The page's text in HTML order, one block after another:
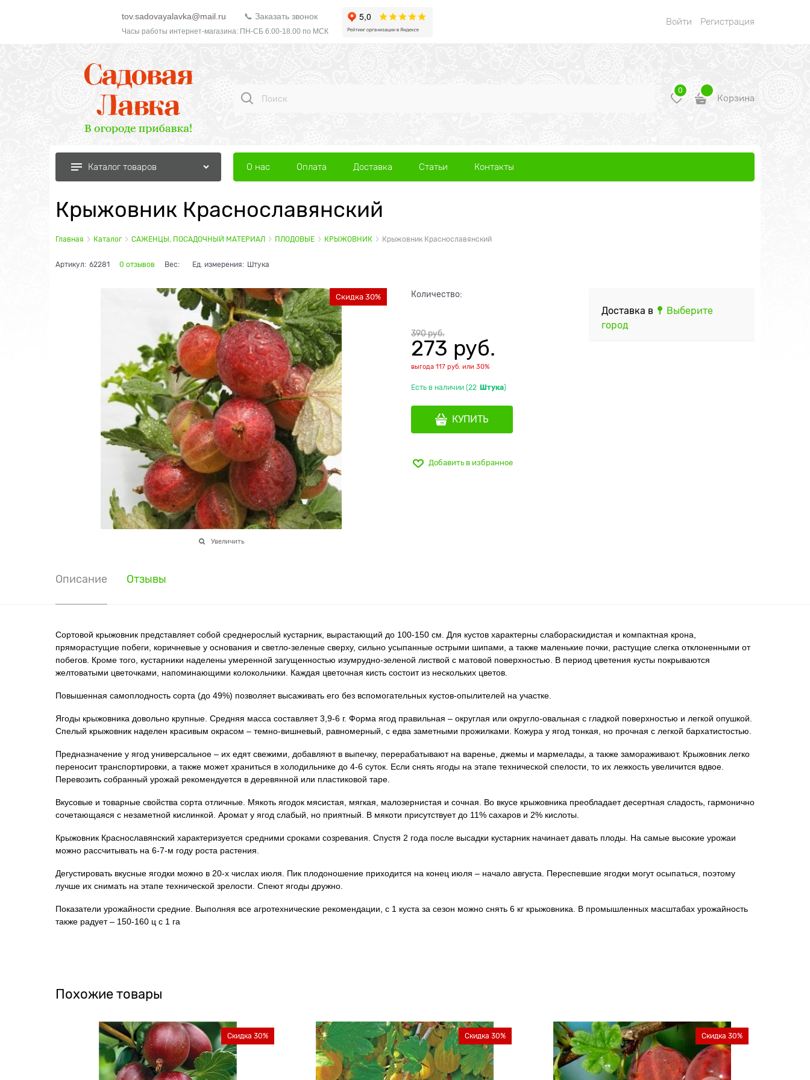
tov.sadovayalavka@mail.ru 📞 Заказать звонок
Часы работы интернет-магазина: ПН-СБ 6.00-18.00 по МСК
Войти Регистрация
0
Корзина
Каталог товаров О нас Оплата Доставка Статьи Контакты
Крыжовник Краснославянский
Главная Каталог САЖЕНЦЫ, ПОСАДОЧНЫЙ МАТЕРИАЛ ПЛОДОВЫЕ КРЫЖОВНИК Крыжовник Краснославянский
Артикул: 62281 0 отзывов Вес: Ед. измерения: Штука
Скидка 30%
Увеличить
Количество:
390 руб.
273 руб.
выгода 117 руб. или 30%
Есть в наличии (22 Штука)
КУПИТЬ
Добавить в избранное
Доставка в
Выберите
город
Описание Отзывы
Сортовой крыжовник представляет собой среднерослый кустарник, вырастающий до 100-150 см. Для кустов характерны слабораскидистая и компактная крона,
пряморастущие побеги, коричневые у основания и светло-зеленые сверху, сильно усыпанные острыми шипами, а также маленькие почки, растущие слегка отклоненными от
побегов. Кроме того, кустарники наделены умеренной загущенностью изумрудно-зеленой листвой с матовой поверхностью. В период цветения кусты покрываются
желтоватыми цветочками, напоминающими колокольчики. Каждая цветочная кисть состоит из нескольких цветов.
Повышенная самоплодность сорта (до 49%) позволяет высаживать его без вспомогательных кустов-опылителей на участке.
Ягоды крыжовника довольно крупные. Средняя масса составляет 3,9-6 г. Форма ягод правильная – округлая или округло-овальная с гладкой поверхностью и легкой опушкой.
Спелый крыжовник наделен красивым окрасом – темно-вишневый, равномерный, с едва заметными прожилками. Кожура у ягод тонкая, но прочная с легкой бархатистостью.
Предназначение у ягод универсальное – их едят свежими, добавляют в выпечку, перерабатывают на варенье, джемы и мармелады, а также замораживают. Крыжовник легко
переносит транспортировки, а также может храниться в холодильнике до 4-6 суток. Если снять ягоды на этапе технической спелости, то их лежкость увеличится вдвое.
Перевозить собранный урожай рекомендуется в деревянной или пластиковой таре.
Вкусовые и товарные свойства сорта отличные. Мякоть ягодок мясистая, мягкая, малозернистая и сочная. Во вкусе крыжовника преобладает десертная сладость, гармонично
сочетающаяся с незаметной кислинкой. Аромат у ягод слабый, но приятный. В мякоти присутствует до 11% сахаров и 2% кислоты.
Крыжовник Краснославянский характеризуется средними сроками созревания. Спустя 2 года после высадки кустарник начинает давать плоды. На самые высокие урожаи
можно рассчитывать на 6-7-м году роста растения.
Дегустировать вкусные ягодки можно в 20-х числах июля. Пик плодоношение приходится на конец июля – начало августа. Переспевшие ягодки могут осыпаться, поэтому
лучше их снимать на этапе технической зрелости. Спеют ягоды дружно.
Показатели урожайности средние. Выполняя все агротехнические рекомендации, с 1 куста за сезон можно снять 6 кг крыжовника. В промышленных масштабах урожайность
также радует – 150-160 ц с 1 га
Похожие товары
Скидка 30% Скидка 30% Скидка 30%